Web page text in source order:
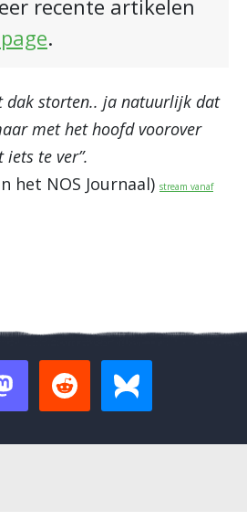
recente artikelen
.
dak storten.. ja natuurlijk dat
met het hoofd voorover
te ver”.
het NOS Journaal) stream vanaf